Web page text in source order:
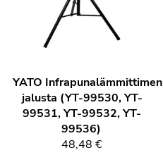
YATO Infrapunalämmittimen
jalusta (YT-99530, YT-
99531, YT-99532, YT-
99536)
48,48 €